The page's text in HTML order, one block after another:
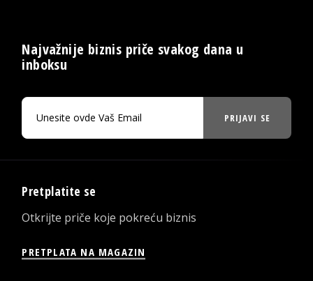
Najvažnije biznis priče svakog dana u
inboksu
PRIJAVI SE
Pretplatite se
Otkrijte priče koje pokreću biznis
PRETPLATA NA MAGAZIN